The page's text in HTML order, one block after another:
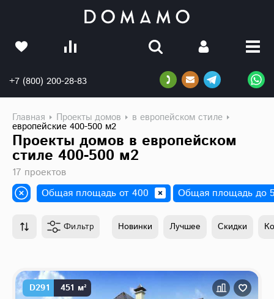
+7 (800) 200-28-83
Главная Проекты домов в европейском стиле
европейские 400-500 м2
Проекты домов в европейском
стиле 400-500 м2
17 проектов
Общая площадь от 400
Общая площадь до
Фильтр Новинки Лучшее Скидки
D291 451 м²